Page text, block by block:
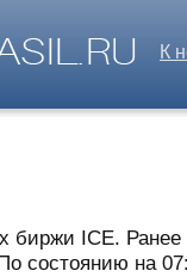
К
ICE.
состоянию на